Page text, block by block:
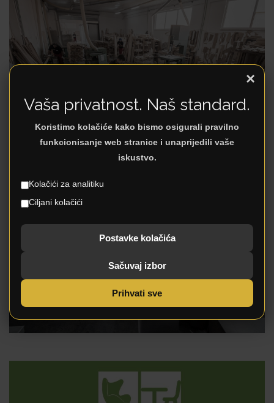
×
Vaša privatnost. Naš standard.
Koristimo kolačiće kako bismo osigurali pravilno
funkcionisanje web stranice i unaprijedili vaše
iskustvo.
Kolačići za analitiku
Ciljani kolačići
Postavke kolačića
Sačuvaj izbor
Prihvati sve